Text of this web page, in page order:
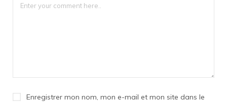
Enregistrer mon nom, mon e-mail et mon site dans le